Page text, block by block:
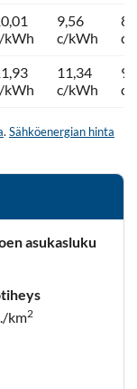
kWh
9,56
c/kWh
c/
kWh
11,34
c/kWh
c/
. Sähköenergian hinta
asukasluku
km2